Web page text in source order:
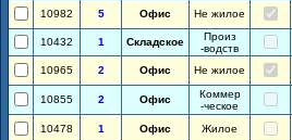
10982 5 Офис Не жилое
10432 1 Складское
Произ
-водств
10965 2 Офис Не жилое
10855 2 Офис
Коммер
-ческое
10478 1 Офис Жилое